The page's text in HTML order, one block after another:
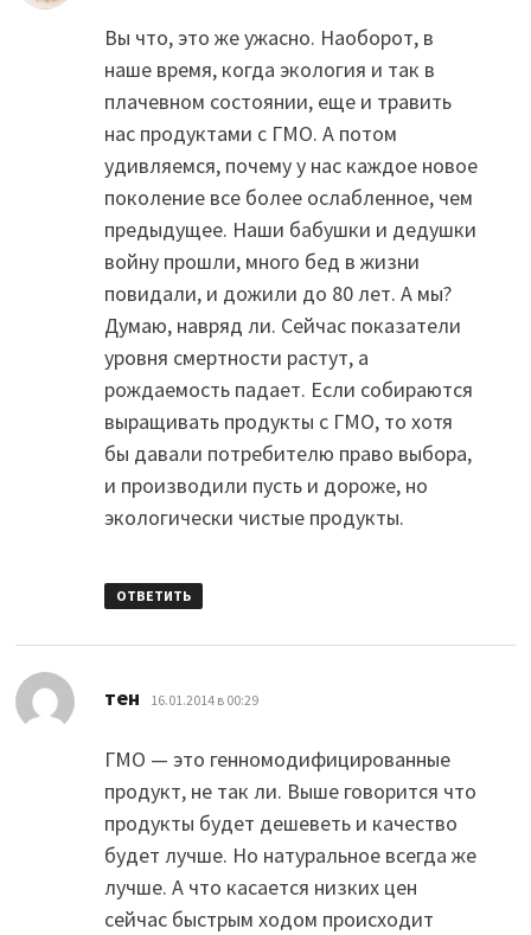
Вы что, это же ужасно. Наоборот, в
наше время, когда экология и так в
плачевном состоянии, еще и травить
нас продуктами с ГМО. А потом
удивляемся, почему у нас каждое новое
поколение все более ослабленное, чем
предыдущее. Наши бабушки и дедушки
войну прошли, много бед в жизни
повидали, и дожили до 80 лет. А мы?
Думаю, навряд ли. Сейчас показатели
уровня смертности растут, а
рождаемость падает. Если собираются
выращивать продукты с ГМО, то хотя
бы давали потребителю право выбора,
и производили пусть и дороже, но
экологически чистые продукты.
ОТВЕТИТЬ
тен 16.01.2014 в 00:29
ГМО — это генномодифицированные
продукт, не так ли. Выше говорится что
продукты будет дешеветь и качество
будет лучше. Но натуральное всегда же
лучше. А что касается низких цен
сейчас быстрым ходом происходит